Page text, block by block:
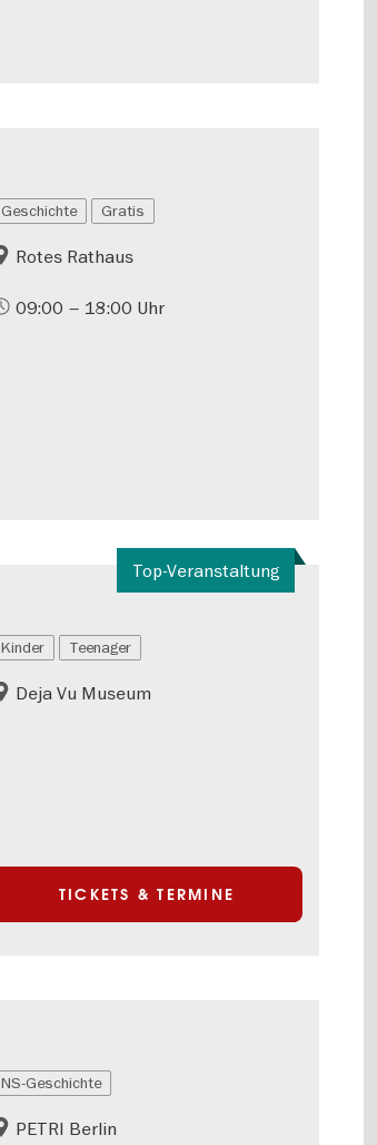
Geschichte Gratis
Rotes Rathaus
09:00 – 18:00 Uhr
Top-Veranstaltung
Kinder Teenager
Deja Vu Museum
TICKETS & TERMINE
NS-Geschichte
PETRI Berlin